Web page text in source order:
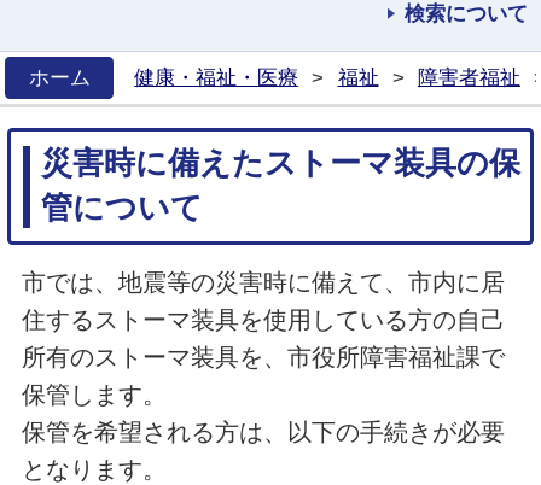
検索について
ホーム
健康・福祉・医療 > 福祉 > 障害者福祉
災害時に備えたストーマ装具の保
管について
市では、地震等の災害時に備えて、市内に居
住するストーマ装具を使用している方の自己
所有のストーマ装具を、市役所障害福祉課で
保管します。
保管を希望される方は、以下の手続きが必要
となります。